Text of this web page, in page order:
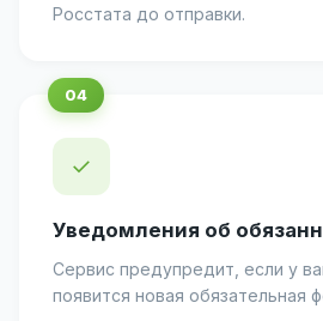
Росстата до отправки.
✓
Уведомления об
Сервис предупредит, если у
появится новая обязательная